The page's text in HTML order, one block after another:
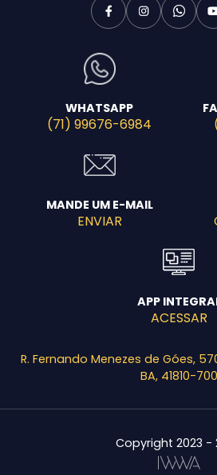
WHATSAPP
(71) 99676-6984
MANDE UM E-MAIL
ENVIAR
APP
ACESSAR
R. Fernando Menezes de Góes,
BA, 41810-700
Copyright 2023 -